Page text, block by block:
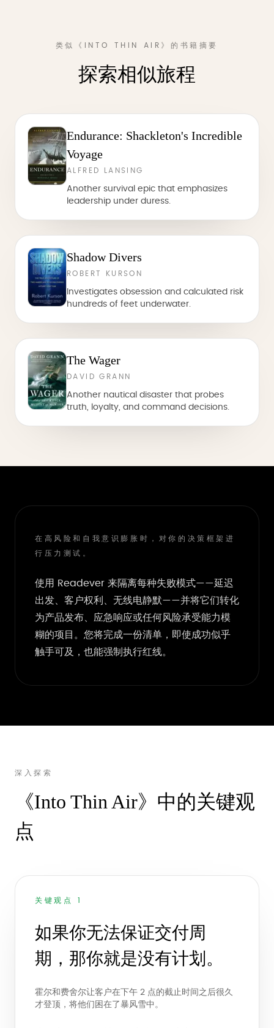
类似《INTO THIN AIR》的书籍摘要
探索相似旅程
Endurance: Shackleton's Incredible
Voyage
ALFRED LANSING
Another survival epic that emphasizes
leadership under duress.
Shadow Divers
ROBERT KURSON
Investigates obsession and calculated risk
hundreds of feet underwater.
The Wager
DAVID GRANN
Another nautical disaster that probes
truth, loyalty, and command decisions.
在高风险和自我意识膨胀时，对你的决策框架进
行压力测试。
使用 Readever 来隔离每种失败模式——延迟
出发、客户权利、无线电静默——并将它们转化
为产品发布、应急响应或任何风险承受能力模
糊的项目。您将完成一份清单，即使成功似乎
触手可及，也能强制执行红线。
深入探索
《Into Thin Air》中的关键观
点
关键观点 1
如果你无法保证交付周
期，那你就是没有计划。
霍尔和费舍尔让客户在下午 2 点的截止时间之后很久
才登顶，将他们困在了暴风雪中。